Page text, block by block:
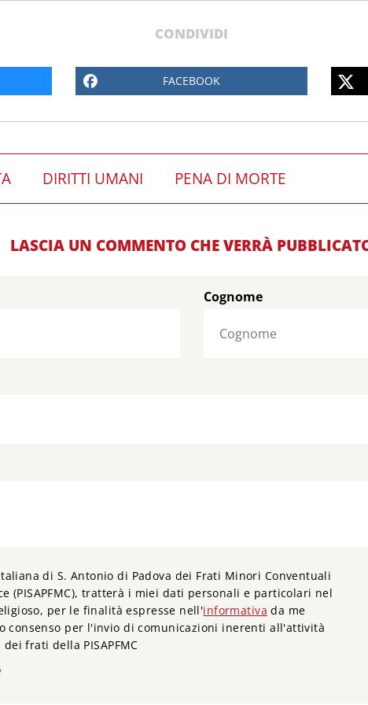
CONDIVIDI
FACEBOOK
DIRITTI UMANI PENA DI MORTE
LASCIA UN COMMENTO CHE VERRÀ
Cognome
di S. Antonio di Padova dei Frati Minori Conventuali
(PISAPFMC), tratterà i miei dati personali e particolari nel
per le finalità espresse nell'informativa da me
consenso per l'invio di comunicazioni inerenti all'attività
frati della PISAPFMC